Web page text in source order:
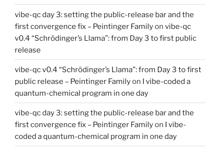
vibe-qc day 3: setting the public-release bar and the
first convergence fix – Peintinger Familyon vibe-qc
v0.4 “Schrödinger’s Llama”: from Day 3 to first public
release
vibe-qc v0.4 “Schrödinger’s Llama”: from Day 3 to first
public release – Peintinger Familyon I vibe-coded a
quantum-chemical program in one day
vibe-qc day 3: setting the public-release bar and the
first convergence fix – Peintinger Familyon I vibe-
coded a quantum-chemical program in one day